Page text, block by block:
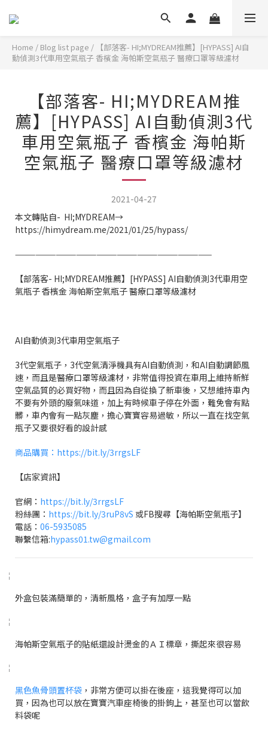
Home / Blog list page /
【部落客- HI;MYDREAM推薦】[HYPASS] AI自
動偵測3代車用空氣瓶子 香檳金 海帕斯空氣瓶子 醫療口罩等級濾材
【部落客- HI;MYDREAM推
薦】[HYPASS] AI自動偵測3代
車用空氣瓶子 香檳金 海帕斯
空氣瓶子 醫療口罩等級濾材
2021-04-27
本文轉貼自- HI;MYDREAM→
https://himydream.me/2021/01/25/hypass/
—————————————————————————————
【部落客- HI;MYDREAM推薦】[HYPASS] AI自動偵測3代車用空
氣瓶子 香檳金 海帕斯空氣瓶子 醫療口罩等級濾材
AI自動偵測3代車用空氣瓶子
3代空氣瓶子，3代空氣清淨機具有AI自動偵測，和AI自動調節風
速，而且是醫療口罩等級濾材，非常值得投資在車用上維持新鮮
空氣品質的必買好物，而且因為自從換了新車後，又想維持車內
不要有外頭的廢氣味道，加上有時候車子停在外面，難免會有點
髒，車內會有一點灰塵，擔心寶寶容易過敏，所以一直在找空氣
瓶子又要很好看的設計感
商品購買：https://bit.ly/3rrgsLF
【店家資訊】
官網： https://bit.ly/3rrgsLF
粉絲團： https://bit.ly/3ruP8vS 或FB搜尋【海帕斯空氣瓶子】
電話： 06-5935085
聯繫信箱:hypass01.tw@gmail.com
外盒包裝滿簡單的，清新風格，盒子有加厚一點
海帕斯空氣瓶子的貼紙還設計燙金的ＡＩ標章，撕起來很容易
黑色魚骨頭置杯袋 ，非常方便可以掛在後座，這我覺得可以加
買，因為也可以放在寶寶汽車座椅後的掛鉤上，甚至也可以當飲
料袋呢